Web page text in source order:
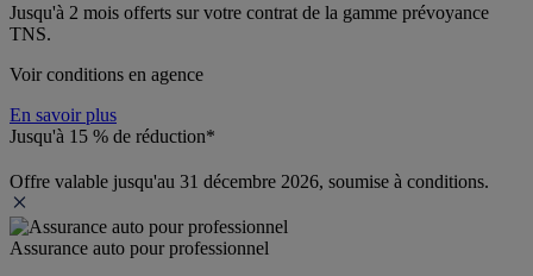
Jusqu'à 2 mois offerts sur votre contrat de la gamme prévoyance
TNS.
Voir conditions en agence
En savoir plus
Jusqu'à 15 % de réduction*
Offre valable jusqu'au 31 décembre 2026, soumise à conditions.
Assurance auto pour professionnel